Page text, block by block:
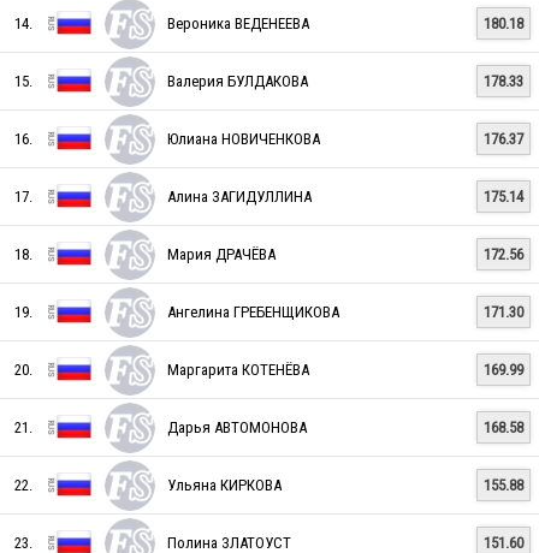
RUS
RUS
RUS
RUS
14. Вероника ВЕДЕНЕЕВА 180.18
15. Валерия БУЛДАКОВА 178.33
16. Юлиана НОВИЧЕНКОВА 176.37
17. Алина ЗАГИДУЛЛИНА 175.14
18. Мария ДРАЧЁВА 172.56
19. Ангелина ГРЕБЕНЩИКОВА 171.30
20. Маргарита КОТЕНЁВА 169.99
21. Дарья АВТОМОНОВА 168.58
22. Ульяна КИРКОВА 155.88
23. Полина ЗЛАТОУСТ 151.60